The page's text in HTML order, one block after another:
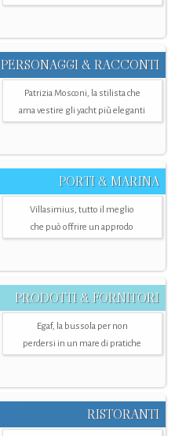
PERSONAGGI & RACCONTI
Patrizia Mosconi, la stilista che
ama vestire gli yacht più eleganti
PORTI & MARINA
Villasimius, tutto il meglio
che può offrire un approdo
PRODOTTI & FORNITORI
Egaf, la bussola per non
perdersi in un mare di pratiche
RISTORANTI